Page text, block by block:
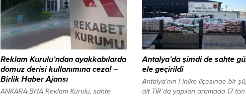
Reklam Kurulu’ndan ayakkabılarda
domuz derisi kullanımına ceza! –
Birlik Haber Ajansı
ANKARA-BHA Reklam Kurulu, sahte
Antalya’da şimdi de sahte
ele geçirildi
Antalya’nın Finike ilçesinde bir
ait TIR’da yapılan aramada 17